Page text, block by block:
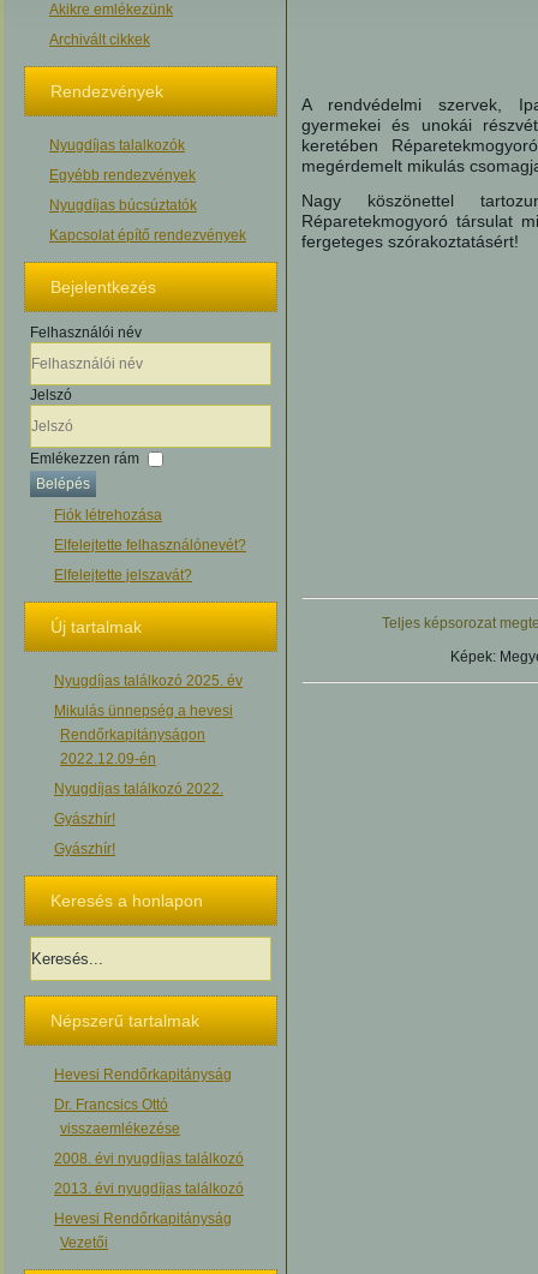
Akikre emlékezünk
Archivált cikkek
Rendezvények
Nyugdíjas talalkozók
Egyébb rendezvények
Nyugdíjas búcsúztatók
Kapcsolat építő rendezvények
Bejelentkezés
Felhasználói név
Jelszó
Emlékezzen rám
Belépés
Fiók létrehozása
Elfelejtette felhasználónevét?
Elfelejtette jelszavát?
Új tartalmak
Nyugdíjas találkozó 2025. év
Mikulás ünnepség a hevesi
Rendőrkapitányságon
2022.12.09-én
Nyugdíjas találkozó 2022.
Gyászhír!
Gyászhír!
Keresés a honlapon
Népszerű tartalmak
Hevesi Rendőrkapitányság
Dr. Francsics Ottó
visszaemlékezése
2008. évi nyugdíjas találkozó
2013. évi nyugdíjas találkozó
Hevesi Rendőrkapitányság
Vezetői
A rendvédelmi szervek,
gyermekei és unokái
keretében
megérdemelt mikulás
Nagy köszönettel
Réparetekmogyoró társulat
fergeteges szórakoztatásért!
Teljes képsorozat
Képek: